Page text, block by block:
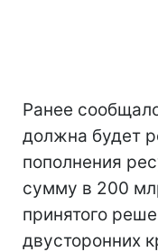
Ранее
должна будет
пополнения
сумму в 200
принятого
двусторонних